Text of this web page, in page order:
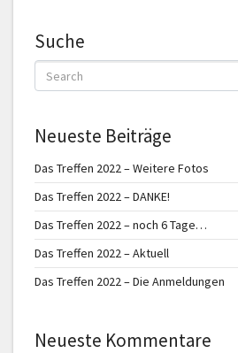
Suche
Neueste Beiträge
Das Treffen 2022 – Weitere Fotos
Das Treffen 2022 – DANKE!
Das Treffen 2022 – noch 6 Tage…
Das Treffen 2022 – Aktuell
Das Treffen 2022 – Die Anmeldungen
Neueste Kommentare